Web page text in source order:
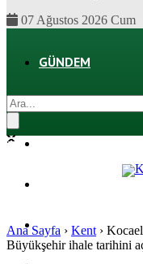
07 Ağustos 2026 Cum
GÜNDEM
SPOR
Ana Sayfa › Kent ›
Büyükşehir ihale tarihini